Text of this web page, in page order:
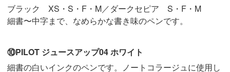
ブラック XS・S・F・M／ダークセピア S・F・M
細書〜中字まで、なめらかな書き味のペンです。
⑩PILOT ジュースアップ04 ホワイト
細書の白いインクのペンです。ノートコラージュに使用し